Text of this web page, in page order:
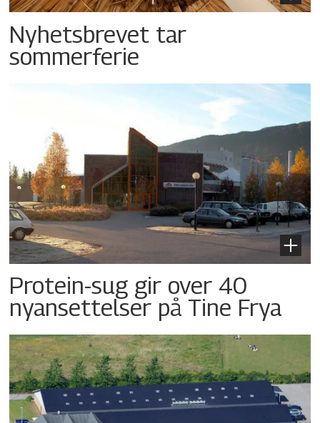
Nyhetsbrevet tar
sommerferie
Protein-sug gir over 40
nyansettelser på Tine Frya